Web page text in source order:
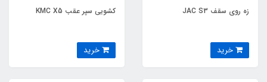
زه روی سقف JAC S3 کشویی سپر عقب KMC X5